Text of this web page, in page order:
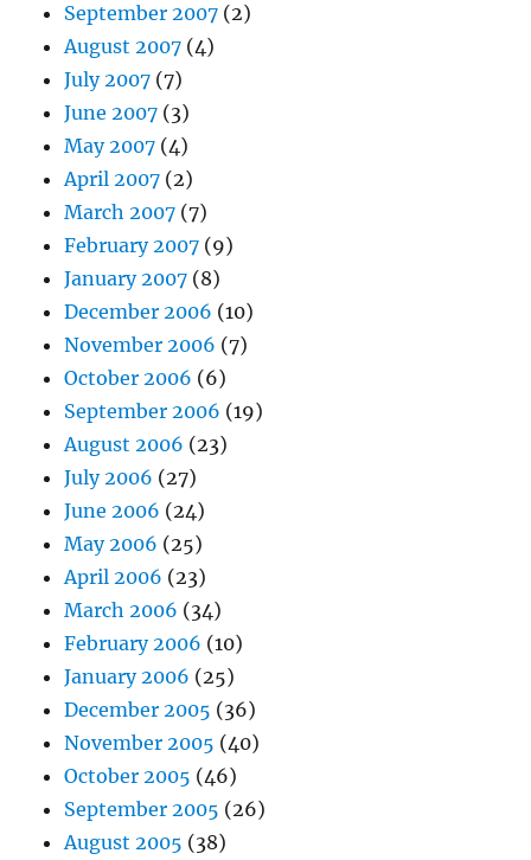
September 2007 (2)
August 2007 (4)
July 2007 (7)
June 2007 (3)
May 2007 (4)
April 2007 (2)
March 2007 (7)
February 2007 (9)
January 2007 (8)
December 2006 (10)
November 2006 (7)
October 2006 (6)
September 2006 (19)
August 2006 (23)
July 2006 (27)
June 2006 (24)
May 2006 (25)
April 2006 (23)
March 2006 (34)
February 2006 (10)
January 2006 (25)
December 2005 (36)
November 2005 (40)
October 2005 (46)
September 2005 (26)
August 2005 (38)